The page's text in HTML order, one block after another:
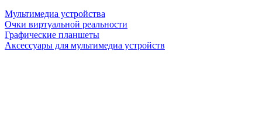
Мультимедиа устройства
Очки виртуальной реальности
Графические планшеты
Аксессуары для мультимедиа устройств